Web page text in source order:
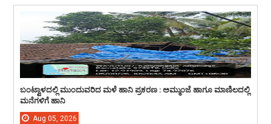
ಬಂಟ್ವಾಳದಲ್ಲಿ ಮುಂದುವರಿದ ಮಳೆ ಹಾನಿ ಪ್ರಕರಣ : ಅಮ್ಮುಂಜೆ ಹಾಗೂ ಮಾಣಿಲದಲ್ಲಿ
ಮನೆಗಳಿಗೆ ಹಾನಿ
Aug 05, 2026